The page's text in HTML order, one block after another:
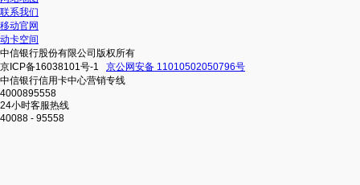
联系我们
移动官网
动卡空间
中信银行股份有限公司版权所有
京ICP备16038101号-1
京公网安备 11010502050796号
中信银行信用卡中心营销专线
4000895558
24小时客服热线
40088 - 95558